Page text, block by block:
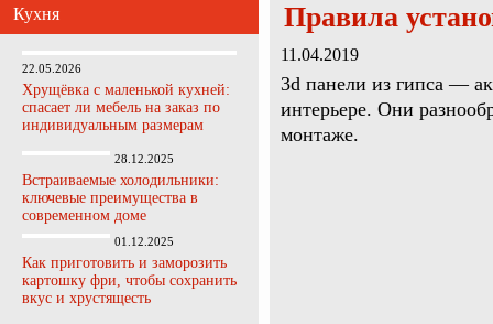
Кухня
22.05.2026
Хрущёвка с маленькой кухней:
спасает ли мебель на заказ по
индивидуальным размерам
28.12.2025
Встраиваемые холодильники:
ключевые преимущества в
современном доме
01.12.2025
Как приготовить и заморозить
картошку фри, чтобы сохранить
вкус и хрустящесть
Правила
11.04.2019
3d панели из гипса —
интерьере. Они
монтаже.